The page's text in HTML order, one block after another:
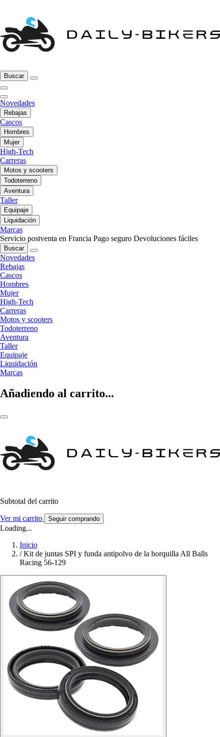
Buscar
Novedades
Rebajas
Cascos
Hombres
Mujer
High-Tech
Carreras
Motos y scooters
Todoterreno
Aventura
Taller
Equipaje
Liquidación
Marcas
Servicio postventa en Francia Pago seguro Devoluciones fáciles
Buscar
Novedades
Rebajas
Cascos
Hombres
Mujer
High-Tech
Carreras
Motos y scooters
Todoterreno
Aventura
Taller
Equipaje
Liquidación
Marcas
Añadiendo al carrito...
Subtotal del carrito
Ver mi carrito Seguir comprando
Loading...
Inicio
/ Kit de juntas SPI y funda antipolvo de la horquilla All Balls
Racing 56-129